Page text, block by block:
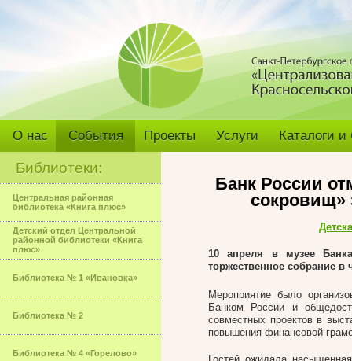
О нас События Проекты Услуги Каталоги
Библиотеки:
Центральная районная
библиотека «Книга плюс»
Детский отдел Центральной
районной библиотеки «Книга
плюс»
Библиотека № 1 «Ивановка»
Библиотека № 2
Библиотека № 4 «Горелово»
Банк России
сокровищ»
10 апреля в музее
торжественное собрание в
Мероприятие было
Банком России и
совместных проектов в
повышения финансовой